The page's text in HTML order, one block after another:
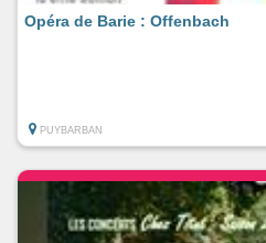
Opéra de Barie : Offenbach
PUYBARBAN